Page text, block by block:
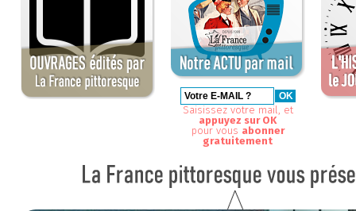
Saisissez votre mail, et
appuyez sur OK
pour vous abonner
gratuitement